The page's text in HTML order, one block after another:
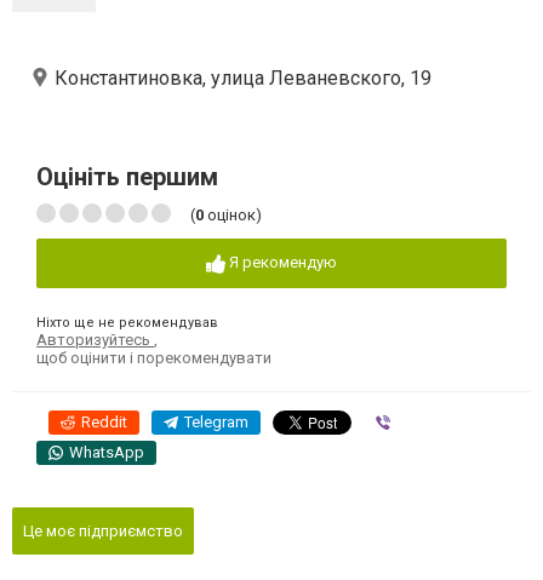
Константиновка, улица Леваневского, 19
Оцініть першим
(0 оцінок)
Я рекомендую
Ніхто ще не рекомендував
Авторизуйтесь
щоб оцінити і порекомендувати
Reddit Telegram
WhatsApp
Це моє підприємство